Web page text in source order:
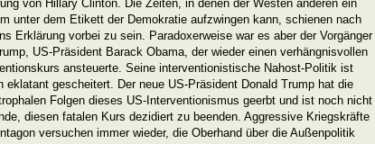
von Hillary Clinton. Die Zeiten, in denen der Westen anderen ein
unter dem Etikett der Demokratie aufzwingen kann, schienen nach
Erklärung vorbei zu sein. Paradoxerweise war es aber der Vorgänger
US-Präsident Barack Obama, der wieder einen verhängnisvollen
ansteuerte. Seine interventionistische Nahost-Politik ist
eklatant gescheitert. Der neue US-Präsident Donald Trump hat die
Folgen dieses US-Interventionismus geerbt und ist noch nicht
diesen fatalen Kurs dezidiert zu beenden. Aggressive Kriegskräfte
versuchen immer wieder, die Oberhand über die Außenpolitik